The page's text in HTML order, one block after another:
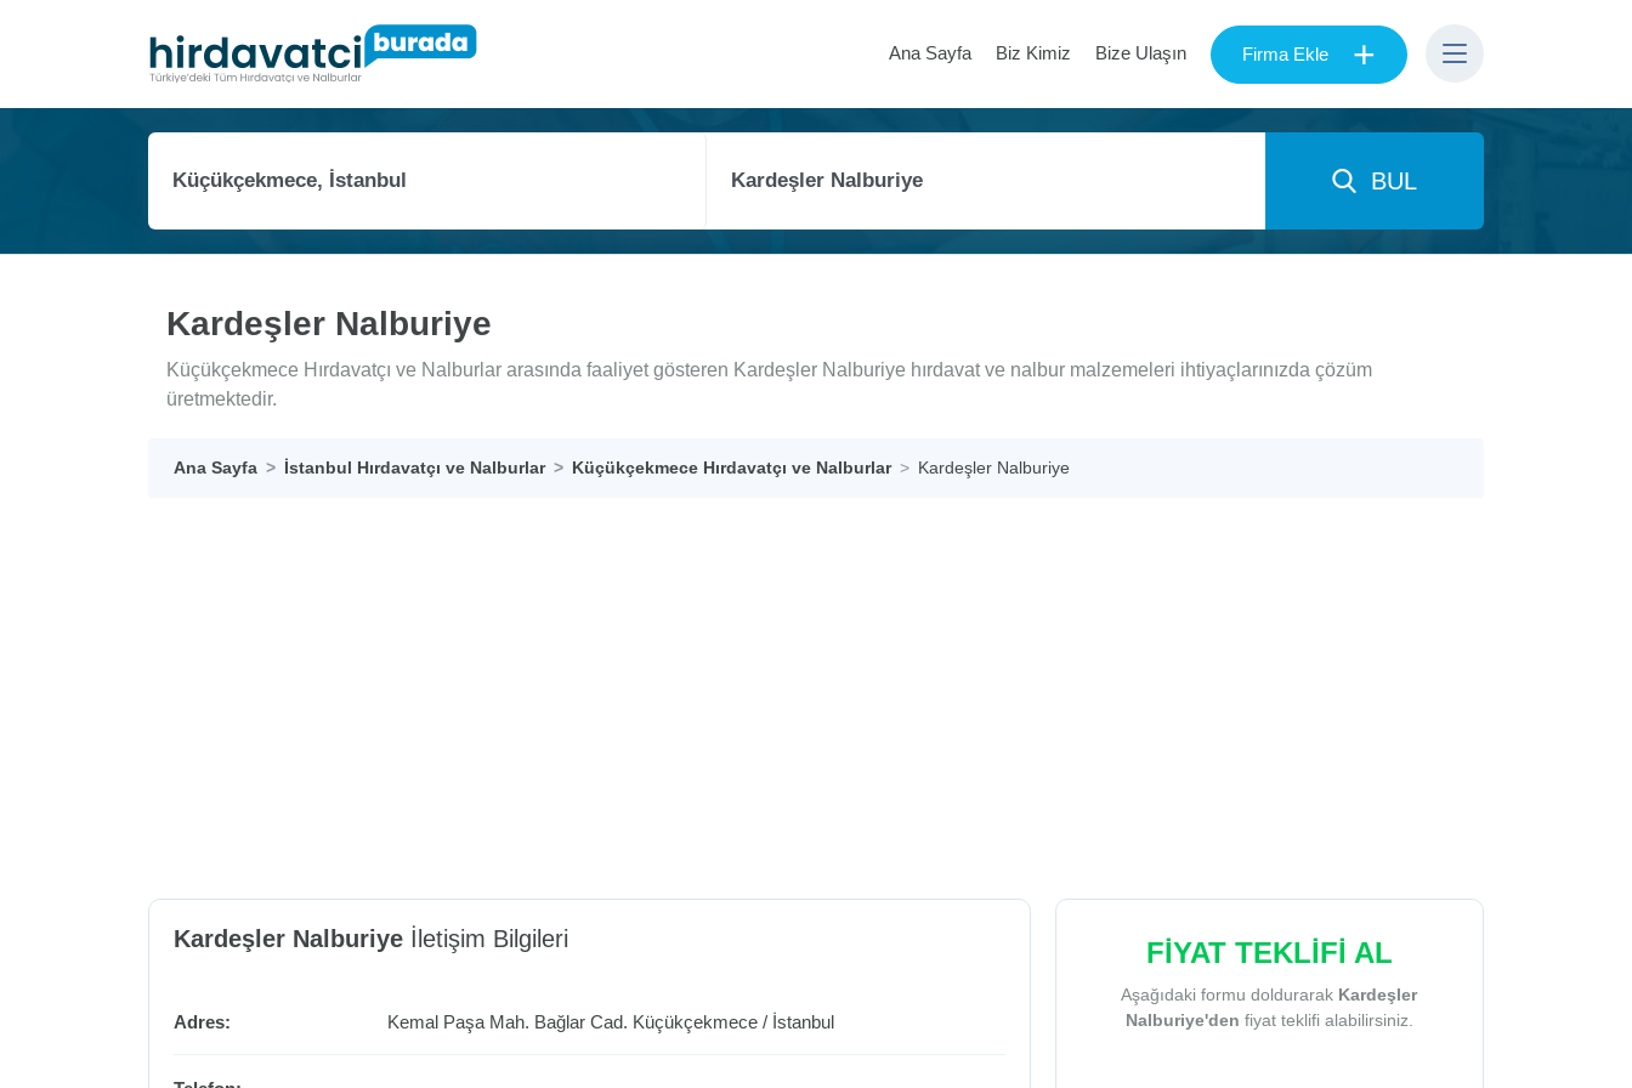
Ana Sayfa Biz Kimiz Bize Ulaşın Firma Ekle +
BUL
Kardeşler Nalburiye
Küçükçekmece Hırdavatçı ve Nalburlar arasında faaliyet gösteren Kardeşler Nalburiye hırdavat ve nalbur malzemeleri ihtiyaçlarınızda çözüm
üretmektedir.
Ana Sayfa İstanbul Hırdavatçı ve Nalburlar Küçükçekmece Hırdavatçı ve Nalburlar Kardeşler Nalburiye
Kardeşler Nalburiye İletişim Bilgileri
Adres: Kemal Paşa Mah. Bağlar Cad. Küçükçekmece / İstanbul
FİYAT TEKLİFİ AL
Aşağıdaki formu doldurarak Kardeşler
Nalburiye'den fiyat teklifi alabilirsiniz.